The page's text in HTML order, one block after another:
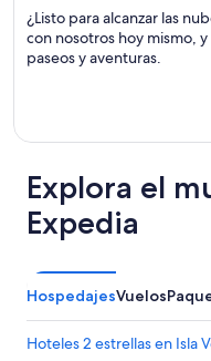
¿Listo para alcanzar las
con nosotros hoy mismo,
paseos y aventuras.
Explora el
Expedia
HospedajesVuelos
Hoteles 2 estrellas en Isla